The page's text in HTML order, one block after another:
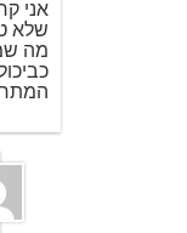
אני
שלא
מה
המתח